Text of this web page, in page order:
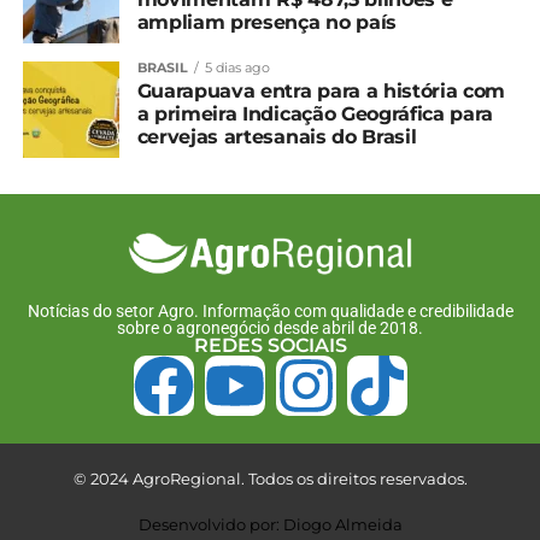
UP NEXT
suína no 1° semestre
NÃO PERCA
Cotação agrícola para a região de
ampliam presença no país
BRASIL 5 dias ago
Guarapuava entra para a história com
a primeira Indicação Geográfica para
cervejas artesanais do Brasil
Notícias do setor Agro. Informação com qualidade e credibilidade
sobre o agronegócio desde abril de 2018.
REDES SOCIAIS
© 2024 AgroRegional. Todos os direitos reservados.
Desenvolvido por: Diogo Almeida